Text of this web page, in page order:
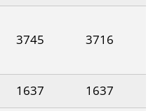
3745 3716
1637 1637